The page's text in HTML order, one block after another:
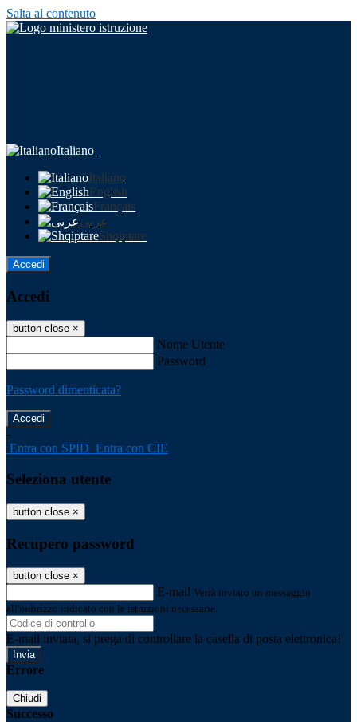
Salta al contenuto
Italiano
Italiano
English
Français
عربى
Shqiptare
Accedi
Accedi
button close ×
Nome Utente
Password
Password dimenticata?
-
Entra con SPID Entra con CIE
Seleziona utente
button close ×
Recupero password
button close ×
E-mail Verrà inviato un messaggio
all'indirizzo indicato con le istruzioni necessarie.
E-mail inviata, si prega di controllare la casella di posta elettronica!
Errore
Chiudi
Successo